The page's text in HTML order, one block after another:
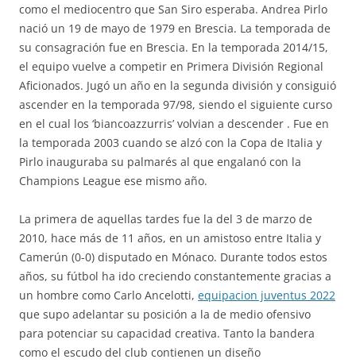
como el mediocentro que San Siro esperaba. Andrea Pirlo
nació un 19 de mayo de 1979 en Brescia. La temporada de
su consagración fue en Brescia. En la temporada 2014/15,
el equipo vuelve a competir en Primera División Regional
Aficionados. Jugó un año en la segunda división y consiguió
ascender en la temporada 97/98, siendo el siguiente curso
en el cual los ‘biancoazzurris’ volvian a descender . Fue en
la temporada 2003 cuando se alzó con la Copa de Italia y
Pirlo inauguraba su palmarés al que engalanó con la
Champions League ese mismo año.
La primera de aquellas tardes fue la del 3 de marzo de
2010, hace más de 11 años, en un amistoso entre Italia y
Camerún (0-0) disputado en Mónaco. Durante todos estos
años, su fútbol ha ido creciendo constantemente gracias a
un hombre como Carlo Ancelotti, equipacion juventus 2022
que supo adelantar su posición a la de medio ofensivo
para potenciar su capacidad creativa. Tanto la bandera
como el escudo del club contienen un diseño